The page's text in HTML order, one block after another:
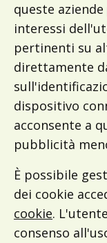
queste
interessi
pertinenti su
direttamente
dispositivo
acconsente a
pubblicità
È possibile
dei cookie
cookie.
consenso